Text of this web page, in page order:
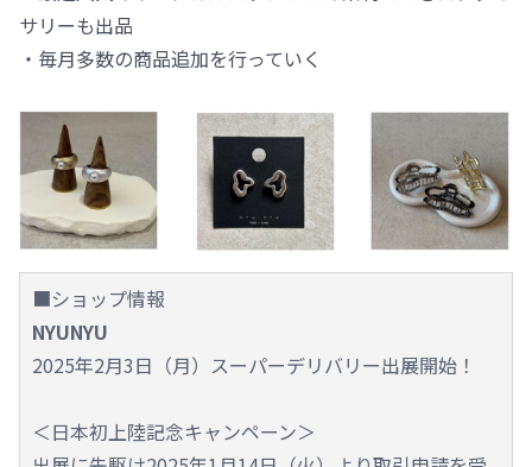
サリーも出品
・毎月多数の商品追加を行っていく
■ショップ情報
NYUNYU
2025年2月3日（月）スーパーデリバリー出展開始！
＜日本初上陸記念キャンペーン＞